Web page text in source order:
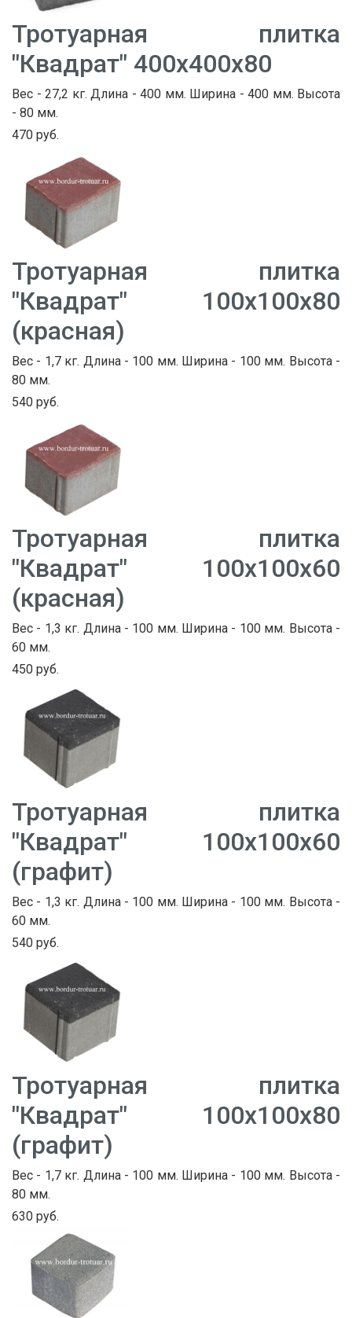
Тротуарная плитка
"Квадрат" 400х400х80
Вес - 27,2 кг. Длина - 400 мм. Ширина - 400 мм. Высота
- 80 мм.
470 руб.
Тротуарная плитка
"Квадрат" 100х100х80
(красная)
Вес - 1,7 кг. Длина - 100 мм. Ширина - 100 мм. Высота -
80 мм.
540 руб.
Тротуарная плитка
"Квадрат" 100х100х60
(красная)
Вес - 1,3 кг. Длина - 100 мм. Ширина - 100 мм. Высота -
60 мм.
450 руб.
Тротуарная плитка
"Квадрат" 100х100х60
(графит)
Вес - 1,3 кг. Длина - 100 мм. Ширина - 100 мм. Высота -
60 мм.
540 руб.
Тротуарная плитка
"Квадрат" 100х100х80
(графит)
Вес - 1,7 кг. Длина - 100 мм. Ширина - 100 мм. Высота -
80 мм.
630 руб.